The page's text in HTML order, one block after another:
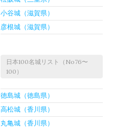
小谷城（滋賀県）
彦根城（滋賀県）
日本100名城リスト（No76〜
100）
徳島城（徳島県）
高松城（香川県）
丸亀城（香川県）